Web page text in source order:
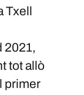
2021,
tot allò
primer